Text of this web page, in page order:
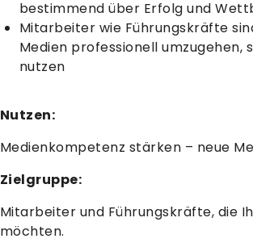
bestimmend über Erfolg und
Mitarbeiter wie Führungskräfte
Medien professionell umzugehen,
nutzen
Nutzen:
Medienkompetenz stärken – neue
Zielgruppe:
Mitarbeiter und Führungskräfte, die
möchten.